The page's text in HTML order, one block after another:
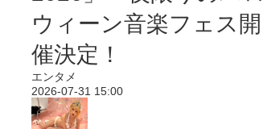
ウィーン音楽フェス開
催決定！
エンタメ
2026-07-31 15:00